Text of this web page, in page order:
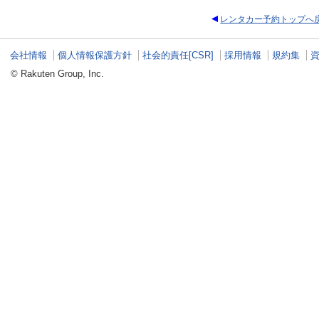
レンタカー予約トップへ
会社情報 個人情報保護方針 社会的責任[CSR] 採用情報 規約集
© Rakuten Group, Inc.